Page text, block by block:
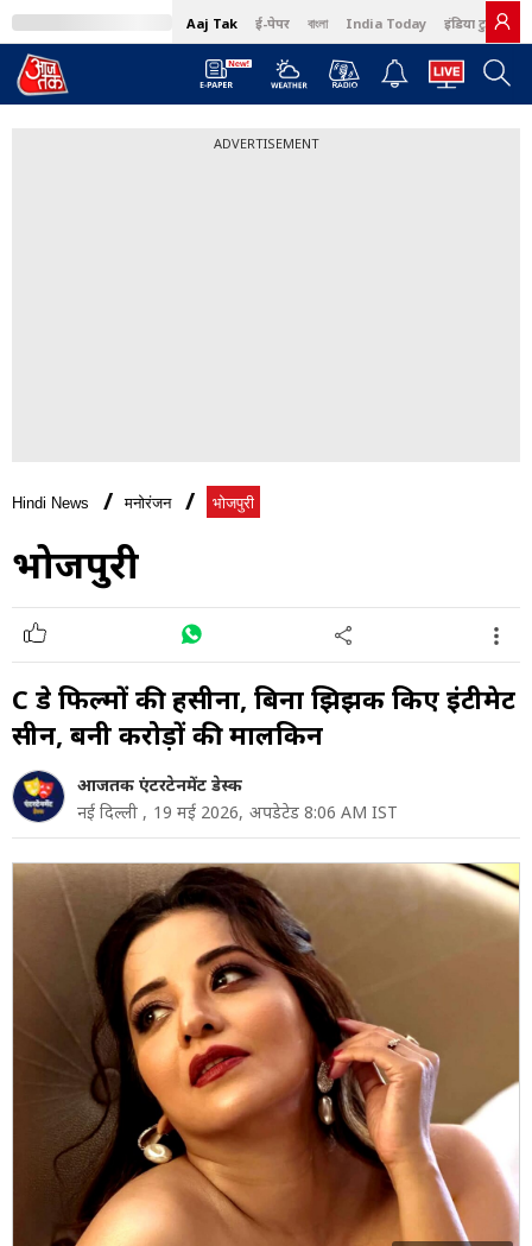
Aaj Tak ई-पेपर বাংলা India Today इंडिया टुडे हिंदी
ADVERTISEMENT
Hindi News मनोरंजन भोजपुरी
भोजपुरी
C ग्रेड फिल्मों की हसीना, बिना झिझक किए इंटीमेट
सीन, बनी करोड़ों की मालकिन
आजतक एंटरटेनमेंट डेस्क
नई दिल्ली , 19 मई 2026, अपडेटेड 8:06 AM IST